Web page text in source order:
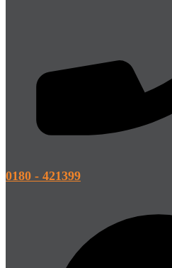
0180 - 421399